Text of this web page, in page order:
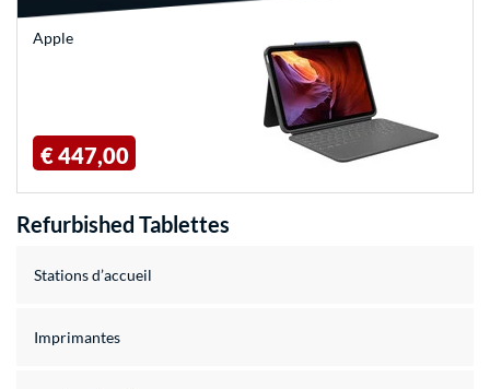
Apple
€ 447,00
Refurbished Tablettes
Stations d’accueil
Imprimantes